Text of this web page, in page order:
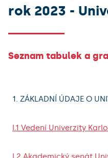
rok 2023 -
Seznam tabulek a
1. ZÁKLADNÍ ÚDAJE O
I.1 Vedení Univerzity